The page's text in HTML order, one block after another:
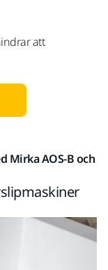
att
Mirka AOS-B och